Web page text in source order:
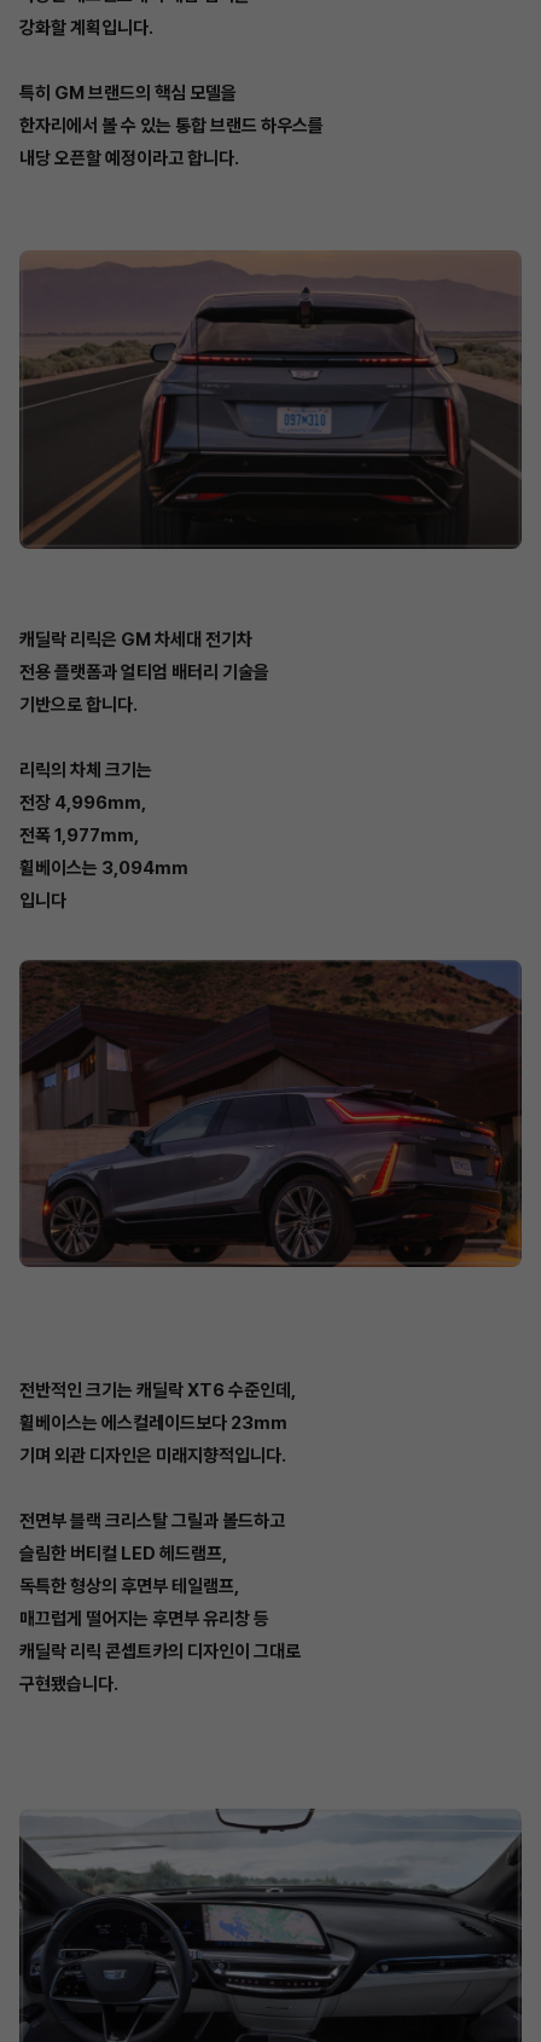
강화할 계획입니다.
특히 GM 브랜드의 핵심 모델을
한자리에서 볼 수 있는 통합 브랜드 하우스를
내당 오픈할 예정이라고 합니다.
캐딜락 리릭은 GM 차세대 전기차
전용 플랫폼과 얼티엄 배터리 기술을
기반으로 합니다.
리릭의 차체 크기는
전장 4,996mm,
전폭 1,977mm,
휠베이스는 3,094mm
입니다
전반적인 크기는 캐딜락 XT6 수준인데,
휠베이스는 에스컬레이드보다 23mm
기며 외관 디자인은 미래지향적입니다.
전면부 블랙 크리스탈 그릴과 볼드하고
슬림한 버티컬 LED 헤드램프,
독특한 형상의 후면부 테일램프,
매끄럽게 떨어지는 후면부 유리창 등
캐딜락 리릭 콘셉트카의 디자인이 그대로
구현됐습니다.